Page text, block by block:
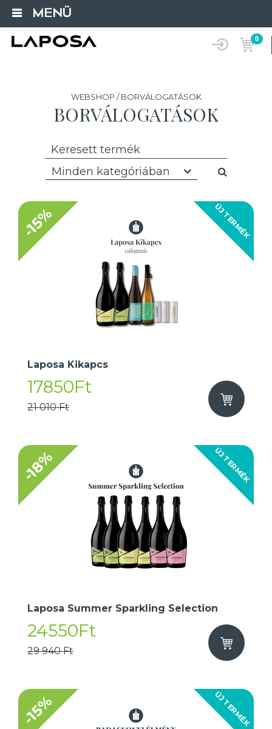
MENÜ
0
WEBSHOP / BORVÁLOGATÁSOK
BORVÁLOGATÁSOK
Minden kategóriában
ÚJ TERMÉK
-15%
Laposa Kikapcs
17850Ft
21 010 Ft
ÚJ TERMÉK
-18%
Laposa Summer Sparkling Selection
24550Ft
29 940 Ft
ÚJ TERMÉK
-15%